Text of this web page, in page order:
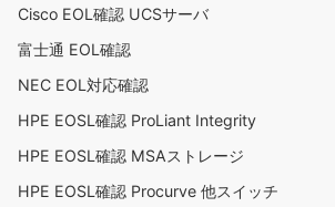
Cisco EOL確認 UCSサーバ
富士通 EOL確認
NEC EOL対応確認
HPE EOSL確認 ProLiant Integrity
HPE EOSL確認 MSAストレージ
HPE EOSL確認 Procurve 他スイッチ